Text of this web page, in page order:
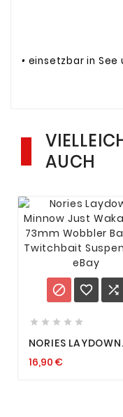
• einsetzbar in See
AUCH
  
    
NORIES LAYDOWN
WAKASAGI 73MM
16,90 €